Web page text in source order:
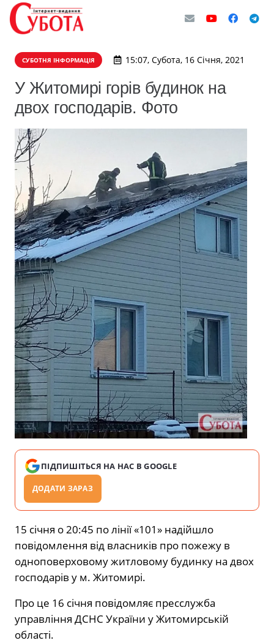
СУБОТНЯ ІНФОРМАЦІЯ 15:07, Субота, 16 Січня, 2021
У Житомирі горів будинок на
двох господарів. Фото
ПІДПИШІТЬСЯ НА НАС В GOOGLE
ДОДАТИ ЗАРАЗ
15 січня о 20:45 по лінії «101» надійшло
повідомлення від власників про пожежу в
одноповерховому житловому будинку на двох
господарів у м. Житомирі.
Про це 16 січня повідомляє пресслужба
управління ДСНС України у Житомирській
області.